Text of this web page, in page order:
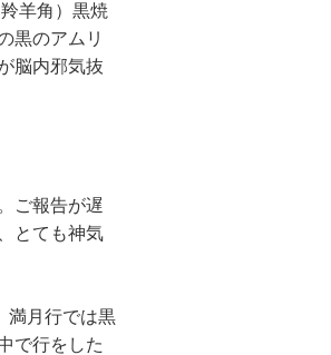
羊角）黒焼
黒のアムリ
脳内邪気抜
ご報告が遅
とても神気
満月行では黒
で行をした